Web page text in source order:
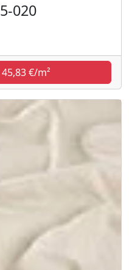
020
€/m²